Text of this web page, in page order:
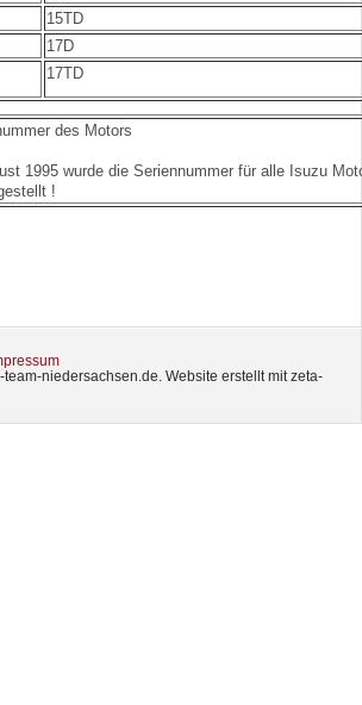
15TD
17D
17TD
des Motors
1995 wurde die Seriennummer für alle Isuzu
!
niedersachsen.de. Website erstellt mit zeta-